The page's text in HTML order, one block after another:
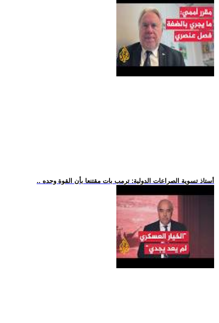
.. أستاذ تسوية الصراعات الدولية: ترمب بات مقتنعا بأن القوة وحده